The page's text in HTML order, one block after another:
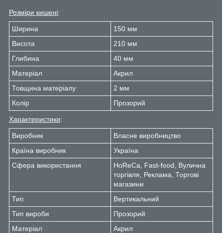
Розміри кишені:
Ширина
150 мм
Висота
210 мм
Глибина
40 мм
Матеріал
Акрил
Товщина матеріалу
2 мм
Колір
Прозорий
Характеристики:
Виробник
Власне виробництво
Країна виробник
Україна
Сфера використання
HoReCa, Fast-food, Вулична
торгівля, Реклама, Торгові
магазини
Тип
Вертикальний
Тип вироби
Прозорий
Матеріал
Акрил